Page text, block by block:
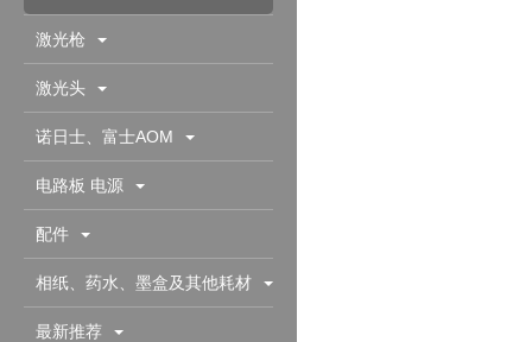
激光枪
激光头
诺日士、富士AOM
电路板 电源
配件
相纸、药水、墨盒及其他耗材
最新推荐